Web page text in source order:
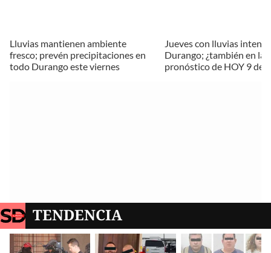
Lluvias mantienen ambiente
fresco; prevén precipitaciones en
todo Durango este viernes
Jueves con lluvias
Durango; ¿también en la
pronóstico de HOY 9 de
TENDENCIA